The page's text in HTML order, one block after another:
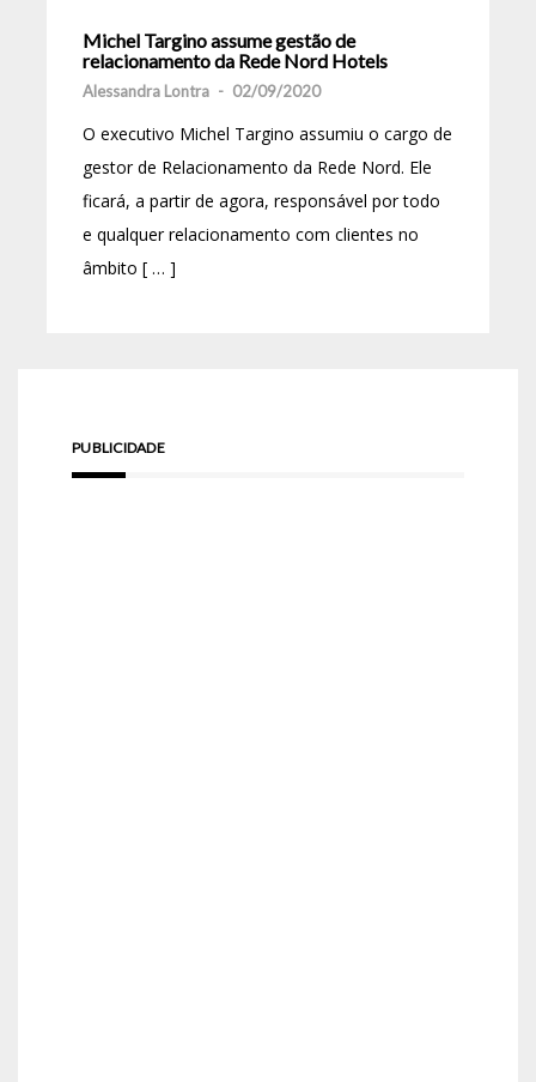
Michel Targino assume gestão de
relacionamento da Rede Nord Hotels
Alessandra Lontra - 02/09/2020
O executivo Michel Targino assumiu o cargo de
gestor de Relacionamento da Rede Nord. Ele
ficará, a partir de agora, responsável por todo
e qualquer relacionamento com clientes no
âmbito [ … ]
PUBLICIDADE